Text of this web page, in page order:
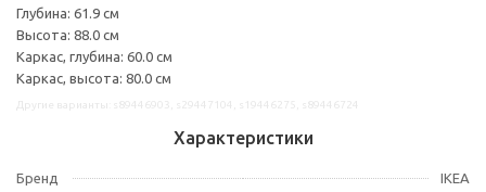
Глубина: 61.9 см
Высота: 88.0 см
Каркас, глубина: 60.0 см
Каркас, высота: 80.0 см
Характеристики
Бренд IKEA